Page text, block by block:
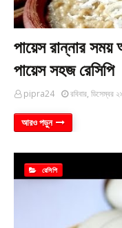
পায়েস রান্নার
পায়েস সহজ রেসিপি
pipra24 রবিবার, ডিসেম্বর
আরও পড়ুন
রেসিপি